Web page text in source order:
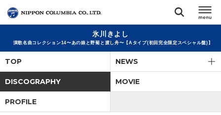
TOP
氷川きよし
演歌名曲コレクション14〜あの娘と野菊と渡し舟〜【Aタイプ(初回完全限定スペシャル盤)】
TOP NEWS
DISCOGRAPHY MOVIE
PROFILE